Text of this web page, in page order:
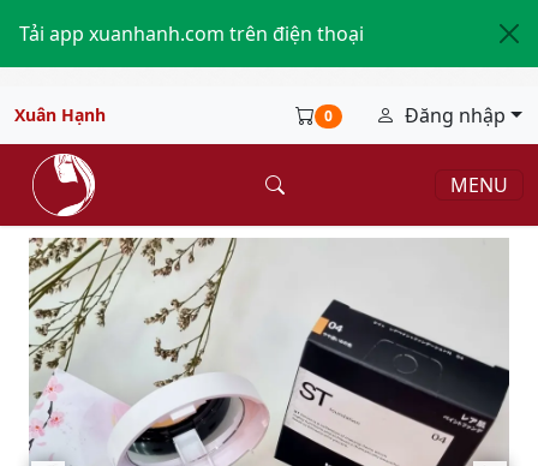
Tải app xuanhanh.com trên điện thoại
Xuân Hạnh 0 Đăng nhập
MENU